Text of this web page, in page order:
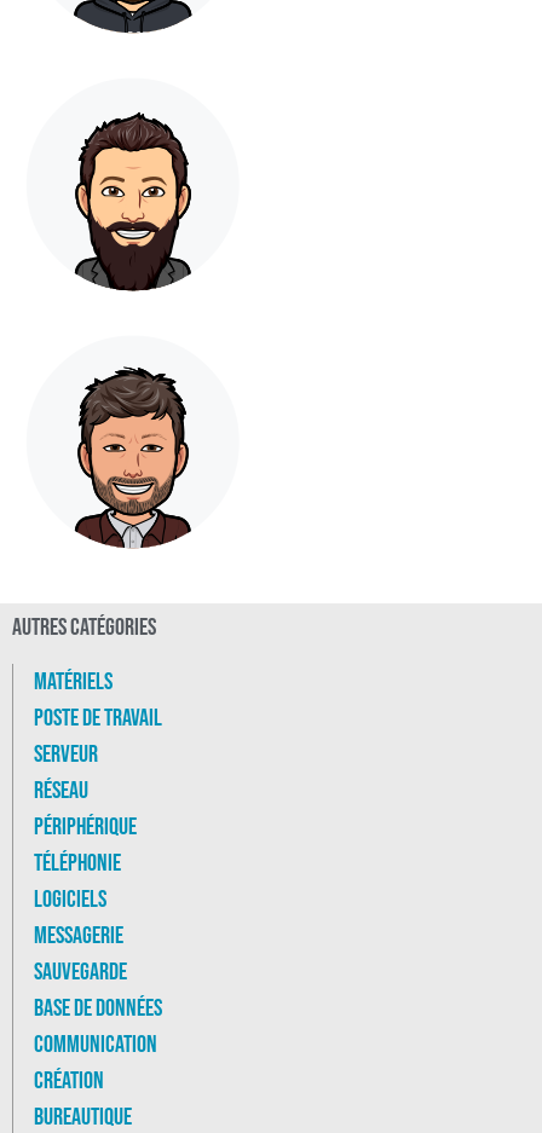
Autres catégories
Matériels
Poste de travail
Serveur
Réseau
Périphérique
Téléphonie
Logiciels
Messagerie
Sauvegarde
Base de données
Communication
Création
Bureautique